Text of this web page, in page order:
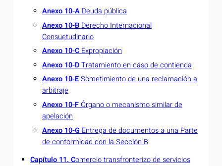
Anexo 10-A Deuda pública
Anexo 10-B Derecho Internacional
Consuetudinario
Anexo 10-C Expropiación
Anexo 10-DTratamiento en caso de contienda
Anexo 10-ESometimiento de una reclamación a
arbitraje
Anexo 10-FÓrgano o mecanismo similar de
apelación
Anexo 10-G Entrega de documentos a una Parte
de conformidad con la Sección B
Capítulo 11. Comercio transfronterizo de servicios